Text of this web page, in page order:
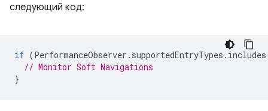
следующий код:
if (PerformanceObserver . supportedEntryTypes . includes
// Monitor Soft Navigations
}